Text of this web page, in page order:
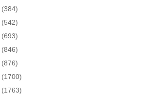
(384)
(542)
(693)
(846)
(876)
(1700)
(1763)